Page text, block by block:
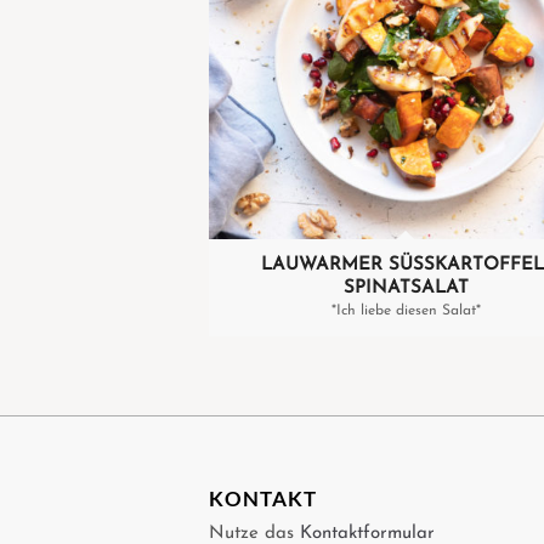
LAUWARMER
SPINATSALAT
*Ich liebe diesen Salat*
KONTAKT
Nutze das Kontaktformular